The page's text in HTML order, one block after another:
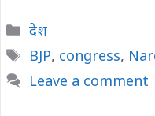
Categories
देश
Tags
BJP, congress,
Leave a comment